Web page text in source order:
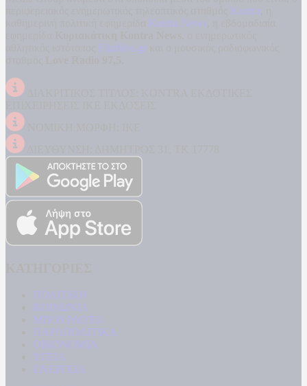
Kontra
Kontra News
Filathlos.gr
ΠΟΛΙΤΙΚΗ
ΚΟΙΝΩΝΙΑ
ΜΠΟΥΡΛΟΤΟ
ΠΑΡΑΠΟΛΙΤΙΚΑ
ΟΙΚΟΝΟΜΙΑ
ΥΓΕΙΑ
ΕΝΕΡΓΕΙΑ